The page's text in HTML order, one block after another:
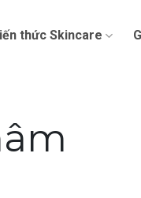
thức Skincare